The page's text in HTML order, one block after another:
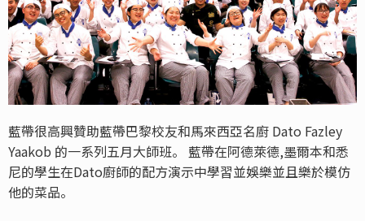
藍帶很高興贊助藍帶巴黎校友和馬來西亞名廚 Dato Fazley
Yaakob 的一系列五月大師班。 藍帶在阿德萊德,墨爾本和悉
尼的學生在Dato廚師的配方演示中學習並娛樂並且樂於模仿
他的菜品。